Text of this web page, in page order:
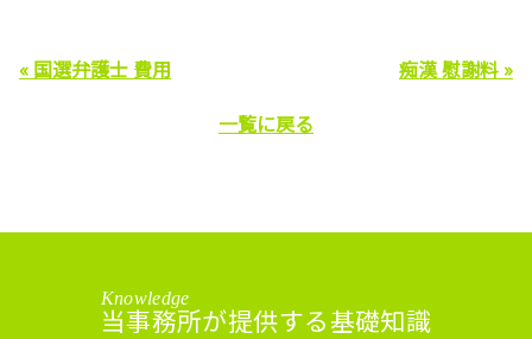
« 国選弁護士 費用
痴漢 慰謝料 »
一覧に戻る
Knowledge
当事務所が提供する基礎知識